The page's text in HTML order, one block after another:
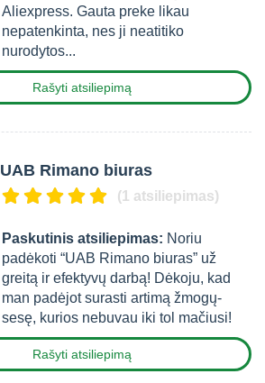
Aliexpress. Gauta preke likau
nepatenkinta, nes ji neatitiko
nurodytos...
Rašyti atsiliepimą
UAB Rimano biuras
(1 atsiliepimas)
Paskutinis atsiliepimas: Noriu
padėkoti “UAB Rimano biuras” už
greitą ir efektyvų darbą! Dėkoju, kad
man padėjot surasti artimą žmogų-
sesę, kurios nebuvau iki tol mačiusi!
Rašyti atsiliepimą